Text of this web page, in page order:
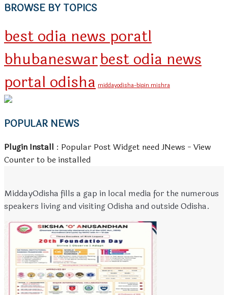
BROWSE BY TOPICS
best odia news poratl
bhubaneswarbest odia news
portal odisha middayodisha-bipin mishra
POPULAR NEWS
Plugin Install : Popular Post Widget need JNews - View
Counter to be installed
MiddayOdisha fills a gap in local media for the numerous
speakers living and visiting Odisha and outside Odisha.